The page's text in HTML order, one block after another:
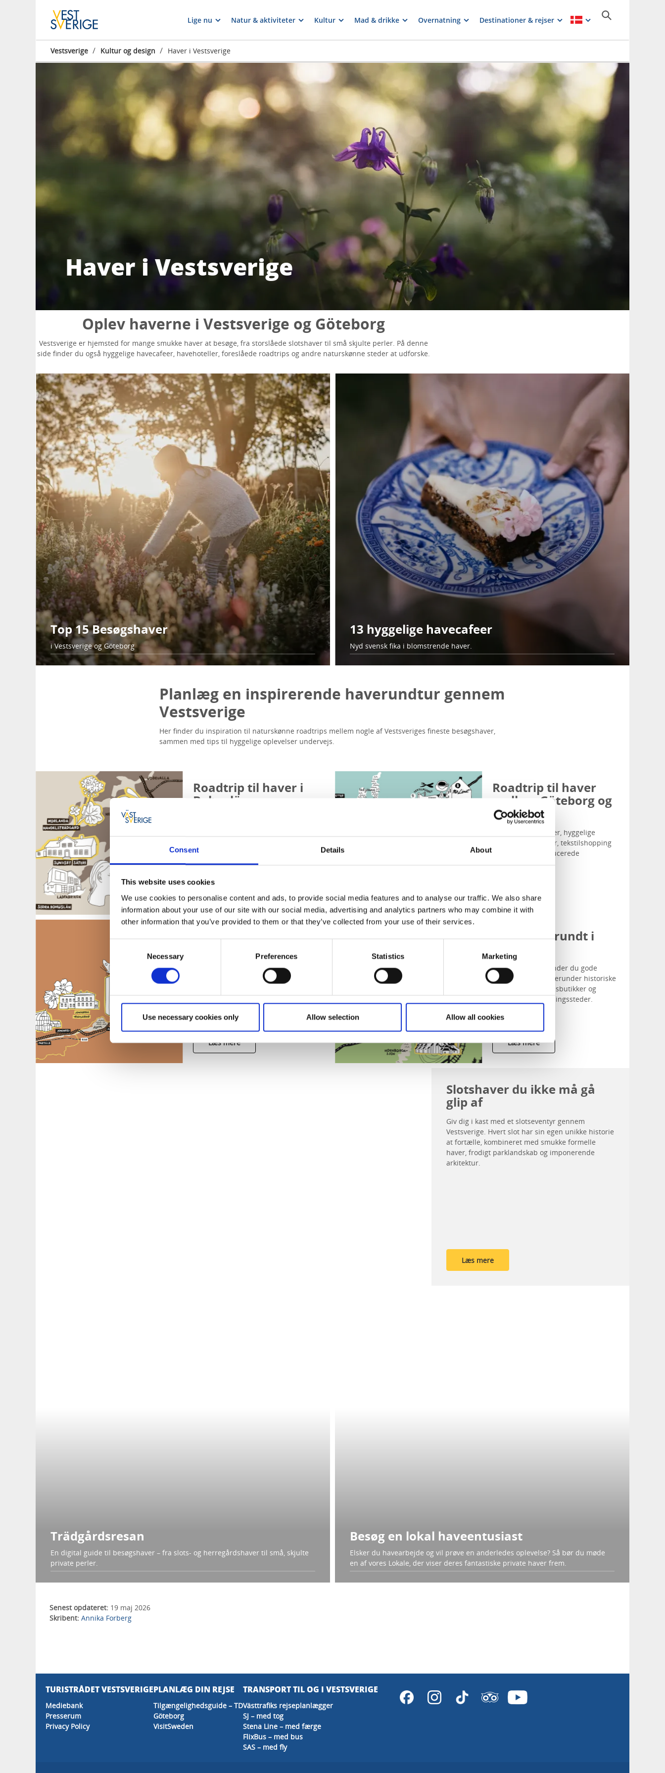
Consent Details About
This website uses cookies
We use cookies to personalise content and ads, to provide social media features and to analyse our traffic. We also share
information about your use of our site with our social media, advertising and analytics partners who may combine it with
other information that you’ve provided to them or that they’ve collected from your use of their services.
Necessary Preferences Statistics Marketing
Use necessary cookies only Allow selection Allow all cookies
Lige nu Natur & aktiviteter Kultur Mad & drikke Overnatning Destinationer & rejser
Vestsverige / Kultur og design / Haver i Vestsverige
Haver i Vestsverige
Oplev haverne i Vestsverige og Göteborg
Vestsverige er hjemsted for mange smukke haver at besøge, fra storslåede slotshaver til små skjulte perler. På denne
side finder du også hyggelige havecafeer, havehoteller, foreslåede roadtrips og andre naturskønne steder at udforske.
Top 15 Besøgshaver
i Vestsverige og Göteborg
13 hyggelige havecafeer
Nyd svensk fika i blomstrende haver.
Planlæg en inspirerende haverundtur gennem
Vestsverige
Her finder du inspiration til naturskønne roadtrips mellem nogle af Vestsveriges fineste besøgshaver,
sammen med tips til hyggelige oplevelser undervejs.
Roadtrip til haver i
Bohuslän
gårdcafeer, hyggelige
overnatningssteder og smukke stop.
Læs mere
Roadtrip til haver
mellem Göteborg og
Borås
Besøg smukke haver, hyggelige
overnatningssteder, tekstilshopping
og nyd lokalt producerede
delikatesser.
Læs mere
Tag toget til fire
Nyd blomstrende bede, god mad og
på toget den korte strækning mellem
Göteborg og Alingsås.
Læs mere
Haverejse rundt i
Mellem haverne finder du gode
steder at stoppe, herunder historiske
perler, cafeer, gårdsbutikker og
hyggelige overnatningssteder.
Læs mere
Slotshaver du ikke må gå
glip af
Giv dig i kast med et slotseventyr gennem
Vestsverige. Hvert slot har sin egen unikke historie
at fortælle, kombineret med smukke formelle
haver, frodigt parklandskab og imponerende
arkitektur.
Læs mere
Trädgårdsresan
En digital guide til besøgshaver – fra slots- og herregårdshaver til små, skjulte
private perler.
Besøg en lokal haveentusiast
Elsker du havearbejde og vil prøve en anderledes oplevelse? Så bør du møde
en af vores Lokale, der viser deres fantastiske private haver frem.
Senest opdateret: 19 maj 2026
Skribent: Annika Forberg
TURISTRÅDET VESTSVERIGE
Mediebank
Presserum
Privacy Policy
PLANLÆG DIN REJSE
Tilgængelighedsguide – TD
Göteborg
VisitSweden
TRANSPORT TIL OG I VESTSVERIGE
Västtrafiks rejseplanlægger
SJ – med tog
Stena Line – med færge
FlixBus – med bus
SAS – med fly